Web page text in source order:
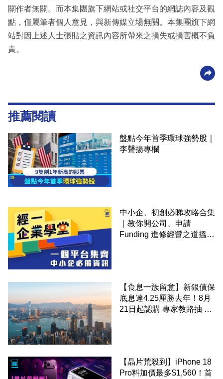
關作者無關。而本集團旗下網站或社交平台的網誌內容及觀
點，僅屬筆者個人意見，與新傳媒立場無關。本集團旗下網
站對因上述人士張貼之資訊內容所帶來之損失或損害概不負
責。
推薦閱讀
盤點今年首季環球強勢股｜
李聲揚專欄
中小企、初創必睇攻略合集
｜教你開公司、申請
Funding 進修經營之道搵大
【食息一族留意】新銀債保
底息達4.25厘勝去年！8月
21日起認購 專家教路抽 20
【晶片荒殺到】iPhone 18
Pro料加價最多$1,560！首